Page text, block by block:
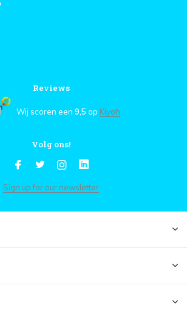
Reviews
Wij scoren een 9,5 op Kiyoh
Volg ons!
Sign up for our newsletter